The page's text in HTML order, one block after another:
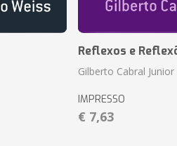
Reflexos e
Gilberto Cabral Junior
IMPRESSO
€ 7,63